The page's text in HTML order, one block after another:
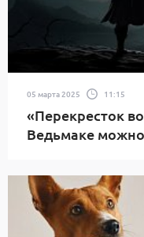
05 марта 2025 11:15
«Перекресток
Ведьмаке можно